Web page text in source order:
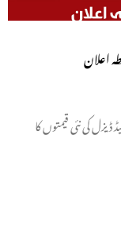
اعلان
کی نئی قیمتوں کا